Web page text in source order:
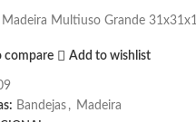
Madeira Multiuso Grande
compare Add to wishlist
Bandejas , Madeira